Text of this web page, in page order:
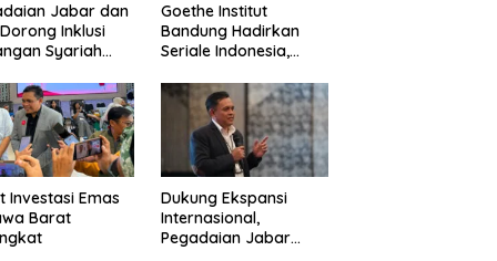
Jabar dan
Dorong Inklusi
Syariah
Goethe Institut
Bandung Hadirkan
Seriale Indonesia,
Global Industri Serial
Investasi Emas
Barat
Dukung Ekspansi
Internasional,
Pegadaian Jabar